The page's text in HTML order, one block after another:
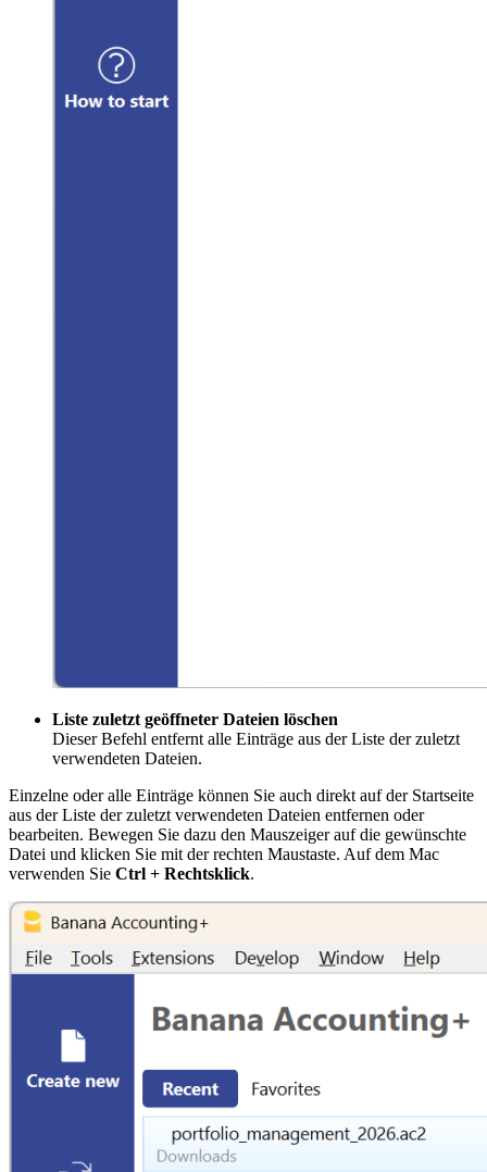
Liste zuletzt geöffneter Dateien löschen
Dieser Befehl entfernt alle Einträge aus der Liste der zuletzt
verwendeten Dateien.
Einzelne oder alle Einträge können Sie auch direkt auf der Startseite
aus der Liste der zuletzt verwendeten Dateien entfernen oder
bearbeiten. Bewegen Sie dazu den Mauszeiger auf die gewünschte
Datei und klicken Sie mit der rechten Maustaste. Auf dem Mac
verwenden Sie Ctrl + Rechtsklick.